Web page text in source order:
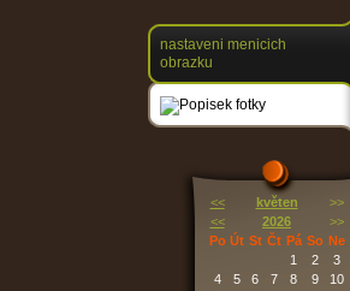
nastaveni menicich
obrazku
<< květen
>>
<<
2026
>>
Po Út St Čt Pá So Ne
1
2
3
4
5 6 7 8 9
10